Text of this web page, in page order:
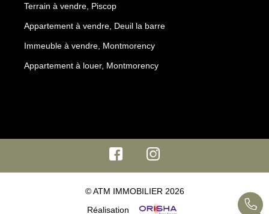
Terrain à vendre, Piscop
Appartement à vendre, Deuil la barre
Immeuble à vendre, Montmorency
Appartement à louer, Montmorency
© ATM IMMOBILIER 2026
Réalisation